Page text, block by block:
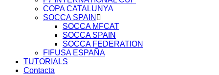
COPA CATALUNYA
SOCCA SPAIN
SOCCA MFCAT
SOCCA SPAIN
SOCCA FEDERATION
FIFUSA ESPAÑA
TUTORIALS
Contacta